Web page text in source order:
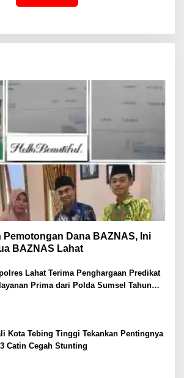
Pemotongan Dana BAZNAS, Ini
BAZNAS Lahat
Lahat Terima Penghargaan Predikat
Prima dari Polda Sumsel Tahun
Kota Tebing Tinggi Tekankan Pentingnya
Catin Cegah Stunting